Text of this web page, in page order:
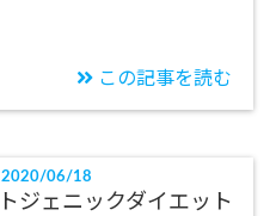
この記事を読む
06/18
ジェニックダイエット